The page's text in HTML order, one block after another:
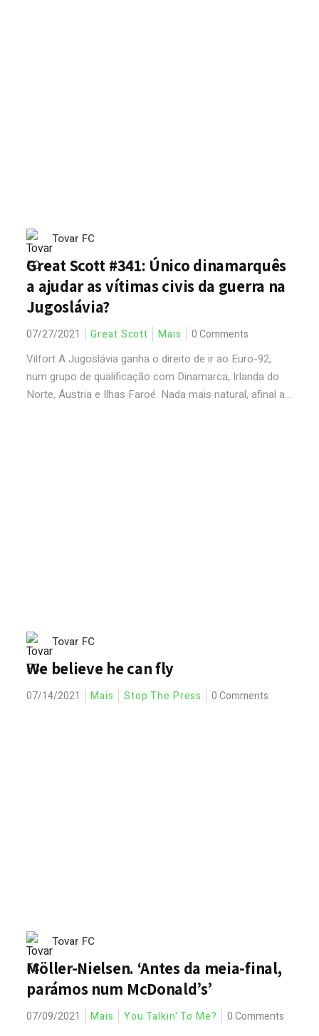
Tovar FC
Great Scott #341: Único dinamarquês
a ajudar as vítimas civis da guerra na
Jugoslávia?
07/27/2021 Great Scott Mais 0 Comments
Vilfort A Jugoslávia ganha o direito de ir ao Euro-92,
num grupo de qualificação com Dinamarca, Irlanda do
Norte, Áustria e Ilhas Faroé. Nada mais natural, afinal a...
Tovar FC
We believe he can fly
07/14/2021 Mais Stop The Press 0 Comments
Tovar FC
Möller-Nielsen. ‘Antes da meia-final,
parámos num McDonald’s’
07/09/2021 Mais You Talkin' To Me? 0 Comments